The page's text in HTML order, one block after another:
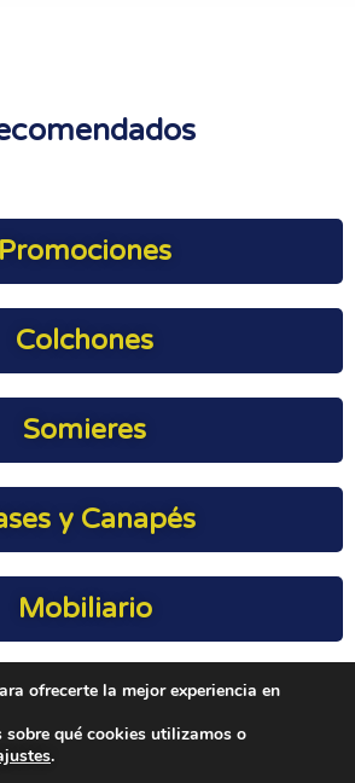
Promociones
Colchones
Somieres
y Canapés
Mobiliario
Geriatría
ofrecerte la mejor experiencia en
sobre qué cookies utilizamos o
.